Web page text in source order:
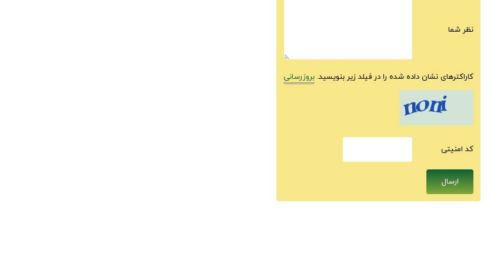
نظر شما
کاراکترهای نشان داده شده را در فیلد زیر بنویسید. بروزرسانی
كد امنيتى